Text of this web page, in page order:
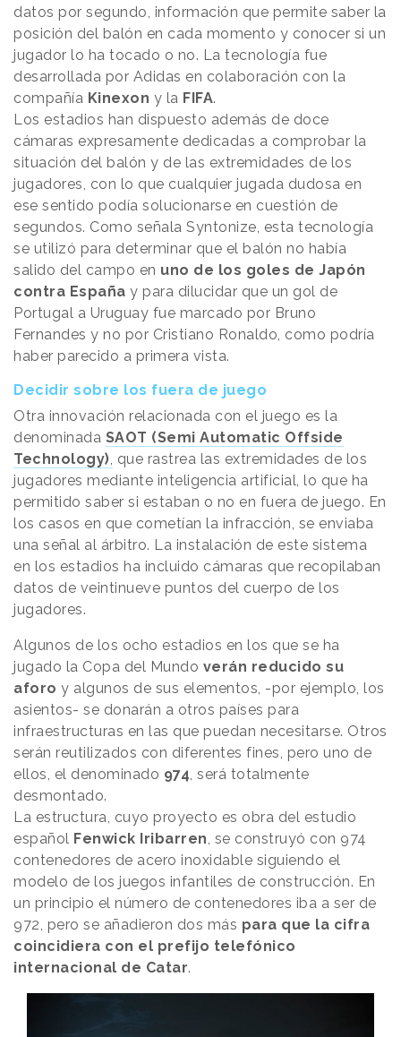
datos por segundo, información que permite saber la
posición del balón en cada momento y conocer si un
jugador lo ha tocado o no. La tecnología fue
desarrollada por Adidas en colaboración con la
compañía Kinexon y la FIFA.
Los estadios han dispuesto además de doce
cámaras expresamente dedicadas a comprobar la
situación del balón y de las extremidades de los
jugadores, con lo que cualquier jugada dudosa en
ese sentido podía solucionarse en cuestión de
segundos. Como señala Syntonize, esta tecnología
se utilizó para determinar que el balón no había
salido del campo en uno de los goles de Japón
contra España y para dilucidar que un gol de
Portugal a Uruguay fue marcado por Bruno
Fernandes y no por Cristiano Ronaldo, como podría
haber parecido a primera vista.
Decidir sobre los fuera de juego
Otra innovación relacionada con el juego es la
denominada SAOT (Semi Automatic Offside
Technology), que rastrea las extremidades de los
jugadores mediante inteligencia artificial, lo que ha
permitido saber si estaban o no en fuera de juego. En
los casos en que cometían la infracción, se enviaba
una señal al árbitro. La instalación de este sistema
en los estadios ha incluido cámaras que recopilaban
datos de veintinueve puntos del cuerpo de los
jugadores.
Algunos de los ocho estadios en los que se ha
jugado la Copa del Mundo verán reducido su
aforo y algunos de sus elementos, -por ejemplo, los
asientos- se donarán a otros países para
infraestructuras en las que puedan necesitarse. Otros
serán reutilizados con diferentes fines, pero uno de
ellos, el denominado 974, será totalmente
desmontado.
La estructura, cuyo proyecto es obra del estudio
español Fenwick Iribarren, se construyó con 974
contenedores de acero inoxidable siguiendo el
modelo de los juegos infantiles de construcción. En
un principio el número de contenedores iba a ser de
972, pero se añadieron dos más para que la cifra
coincidiera con el prefijo telefónico
internacional de Catar.